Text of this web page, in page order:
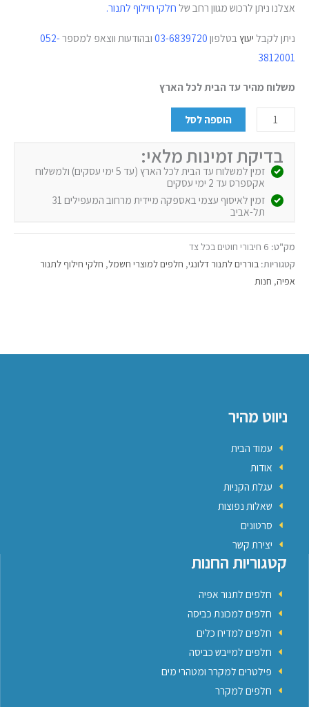
אצלנו ניתן לרכוש מגוון רחב של חלקי חילוף לתנור.
ניתן לקבל יעוץ בטלפון 03-6839720 ובהודעות ווצאפ למספר052-
3812001
משלוח מהיר עד הבית לכל הארץ
הוספה לסל
בדיקת זמינות מלאי:
זמין למשלוח עד הבית לכל הארץ (עד 5 ימי עסקים) ולמשלוח
אקספרס עד 2 ימי עסקים
זמין לאיסוף עצמי באספקה מיידית מרחוב המעפילים 31
תל-אביב
מק"ט: 6 חיבורי חוטים בכל צד
קטגוריות: בוררים לתנור דלונגי, חלפים למוצרי חשמל, חלקי חילוף לתנור
אפיה, חנות
ניווט מהיר
עמוד הבית
אודות
עגלת הקניות
שאלות נפוצות
סרטונים
יצירת קשר
קטגוריות החנות
חלפים לתנור אפיה
חלפים למכונת כביסה
חלפים למדיח כלים
חלפים למייבש כביסה
פילטרים למקרר ומטהרי מים
חלפים למקרר